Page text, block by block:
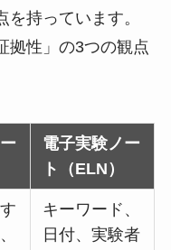
持っています。
拠性」の3つの観点
電子実験ノー
ト（ELN）
キーワード、
日付、実験者